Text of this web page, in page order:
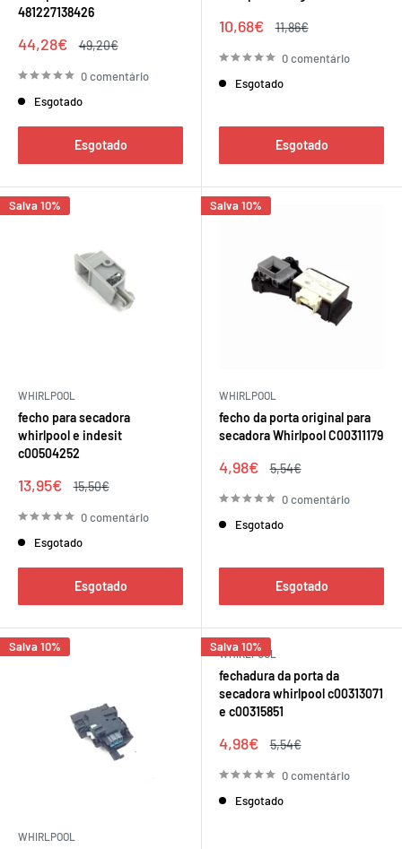
481227138426
Preço
venda
44,28€
Preço
49,20€
0 comentário
Esgotado
Esgotado
Preço
venda
10,68€
Preço
11,86€
0 comentário
Esgotado
Esgotado
Salva 10%
WHIRLPOOL
fecho para secadora
whirlpool e indesit
c00504252
Preço
venda
13,95€
Preço
15,50€
0 comentário
Esgotado
Esgotado
Salva 10%
WHIRLPOOL
fecho da porta original para
secadora Whirlpool C00311179
Preço
venda
4,98€
Preço
5,54€
0 comentário
Esgotado
Esgotado
Salva 10%
WHIRLPOOL
Salva 10%
WHIRLPOOL
fechadura da porta da
secadora whirlpool c00313071
e c00315851
Preço
venda
4,98€
Preço
5,54€
0 comentário
Esgotado